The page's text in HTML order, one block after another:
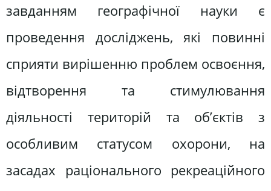
завданням географічної науки є
проведення досліджень, які повинні
сприяти вирішенню проблем освоєння,
відтворення та стимулювання
діяльності територій та об’єктів з
особливим статусом охорони, на
засадах раціонального рекреаційного